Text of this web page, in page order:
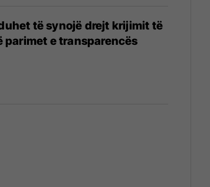
të synojë drejt krijimit të
e transparencës